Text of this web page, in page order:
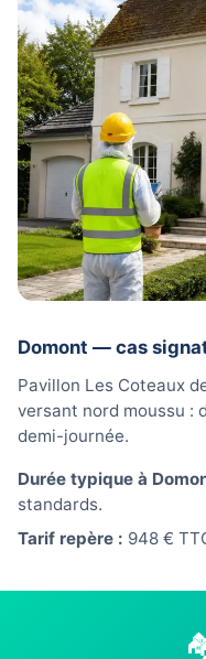
Domont — cas
Pavillon Les Coteaux
versant nord moussu :
demi-journée.
Durée typique à
standards.
Tarif repère : 948 €